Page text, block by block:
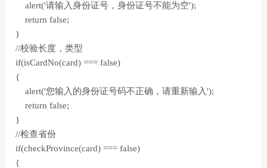
alert('请输入身份证号，身份证号不能为空');
return false;
}
//校验长度，类型
if(isCardNo(card) === false)
{
alert('您输入的身份证号码不正确，请重新输入');
return false;
}
//检查省份
if(checkProvince(card) === false)
{